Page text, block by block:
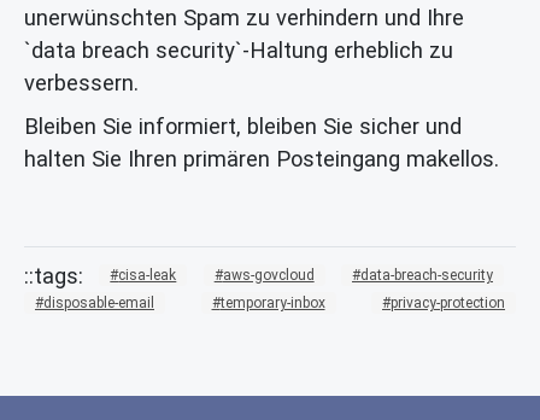
unerwünschten Spam zu verhindern und Ihre
`data breach security`-Haltung erheblich zu
verbessern.
Bleiben Sie informiert, bleiben Sie sicher und
halten Sie Ihren primären Posteingang makellos.
cisa-leak aws-govcloud
data-breach-security
disposable-email
temporary-inbox privacy-protection